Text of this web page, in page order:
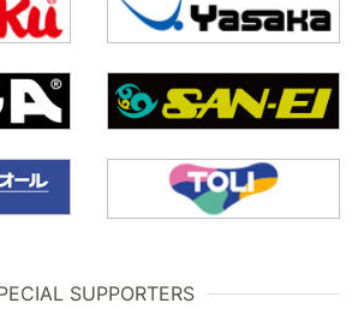
SUPPORTERS